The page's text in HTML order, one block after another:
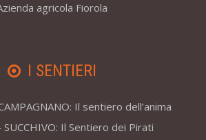
agricola Fiorola
I SENTIERI
Il sentiero dell’anima
SUCCHIVO: Il Sentiero dei Pirati